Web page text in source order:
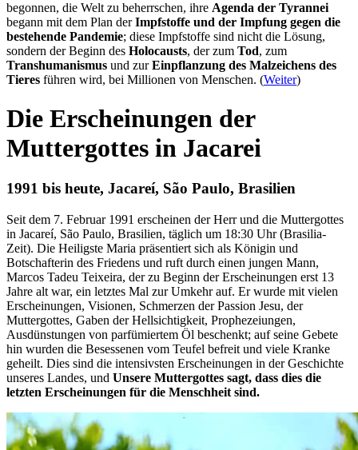
begonnen, die Welt zu beherrschen, ihre Agenda der Tyrannei
begann mit dem Plan derImpfstoffe und der Impfung gegen die
bestehende Pandemie; diese Impfstoffe sind nicht die Lösung,
sondern der Beginn des Holocausts, der zum Tod, zum
Transhumanismus und zurEinpflanzung des Malzeichens des
Tieres führen wird, bei Millionen von Menschen. (Weiter)
Die Erscheinungen der
Muttergottes in Jacarei
1991 bis heute, Jacareí, São Paulo, Brasilien
Seit dem 7. Februar 1991 erscheinen der Herr und die Muttergottes
in Jacareí, São Paulo, Brasilien, täglich um 18:30 Uhr (Brasilia-
Zeit). Die Heiligste Maria präsentiert sich als Königin und
Botschafterin des Friedens und ruft durch einen jungen Mann,
Marcos Tadeu Teixeira, der zu Beginn der Erscheinungen erst 13
Jahre alt war, ein letztes Mal zur Umkehr auf. Er wurde mit vielen
Erscheinungen, Visionen, Schmerzen der Passion Jesu, der
Muttergottes, Gaben der Hellsichtigkeit, Prophezeiungen,
Ausdünstungen von parfümiertem Öl beschenkt; auf seine Gebete
hin wurden die Besessenen vom Teufel befreit und viele Kranke
geheilt. Dies sind die intensivsten Erscheinungen in der Geschichte
unseres Landes, und Unsere Muttergottes sagt, dass dies die
letzten Erscheinungen für die Menschheit sind.